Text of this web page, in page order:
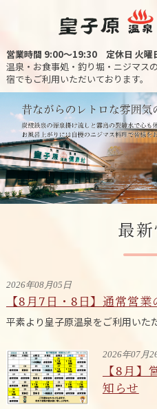
営業時間 9:00〜19:30
定休日 火曜
温泉・お食事処・釣り堀・ニジマス
宿でもご利用いただいております。
ホーム
温泉・宿泊
お料理
ニジマス釣り堀
最
2026年08月05日
【8月7日・8日】通常営業
平素より皇子原温泉をご利用いた
2026年07月
【8月】
知らせ